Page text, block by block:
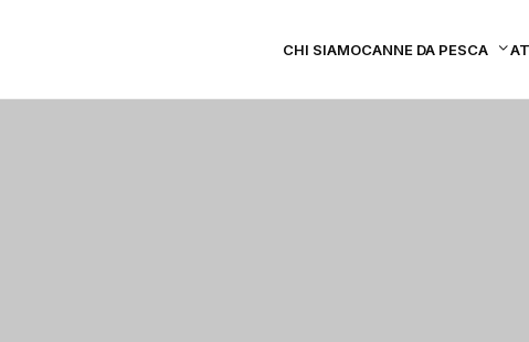
CHI SIAMOCANNE DA PESCA